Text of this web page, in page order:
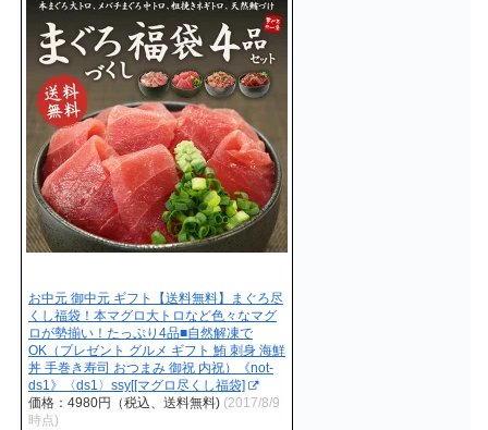
お中元 御中元 ギフト【送料無料】まぐろ尽
くし福袋！本マグロ大トロなど色々なマグ
ロが勢揃い！たっぷり4品■自然解凍で
OK（プレゼント グルメ ギフト 鮪 刺身 海鮮
丼 手巻き寿司 おつまみ 御祝 内祝）《not-
ds1》〈ds1〉ssy[[マグロ尽くし福袋]
価格：4980円（税込、送料無料) (2017/8/9
時点)